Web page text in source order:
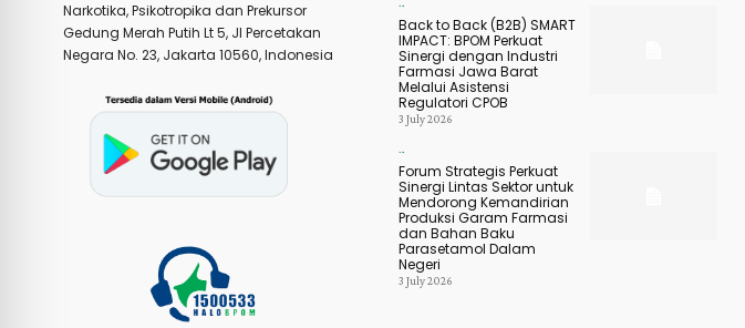
Narkotika, Psikotropika dan Prekursor
Gedung Merah Putih Lt 5, Jl Percetakan
Negara No. 23, Jakarta 10560, Indonesia
Back to Back (B2B) SMART
IMPACT: BPOM Perkuat
Sinergi dengan Industri
Farmasi Jawa Barat
Melalui Asistensi
Regulatori CPOB
3 July 2026
Forum Strategis Perkuat
Sinergi Lintas Sektor untuk
Mendorong Kemandirian
Produksi Garam Farmasi
dan Bahan Baku
Parasetamol Dalam
Negeri
3 July 2026